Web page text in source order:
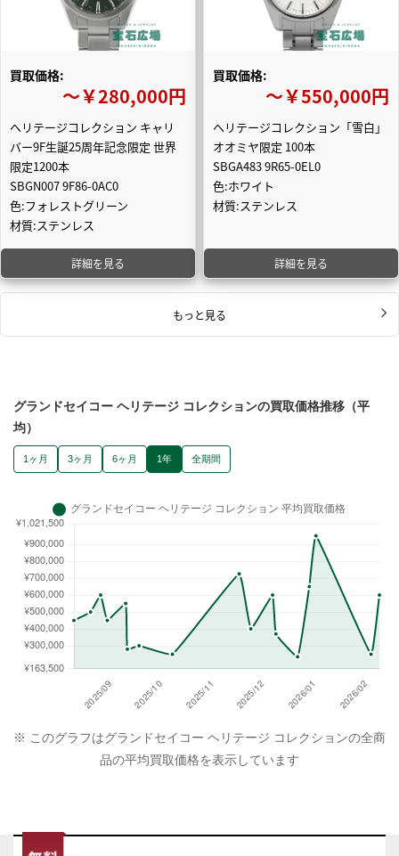
買取価格:
〜￥280,000円
ヘリテージコレクション キャリ
バー9F生誕25周年記念限定 世界
限定1200本
SBGN007 9F86-0AC0
色:フォレストグリーン
材質:ステンレス
詳細を見る
買取価格:
〜￥550,000円
ヘリテージコレクション「雪白」
オオミヤ限定 100本
SBGA483 9R65-0EL0
色:ホワイト
材質:ステンレス
詳細を見る
もっと見る
グランドセイコー ヘリテージ コレクションの買取価格推移（平
均）
1ヶ月 3ヶ月 6ヶ月 1年 全期間
※ このグラフはグランドセイコー ヘリテージ コレクションの全商
品の平均買取価格を表示しています